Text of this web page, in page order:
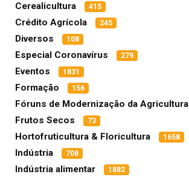
Cerealicultura 415
Crédito Agrícola 245
Diversos 108
Especial Coronavírus 279
Eventos 1831
Formação 156
Fóruns de Modernização da Agricultura
Frutos Secos 73
Hortofruticultura & Floricultura 1658
Indústria 708
Indústria alimentar 1882